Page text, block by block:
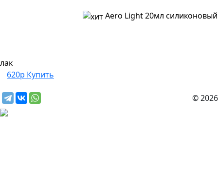
Aero Light 20мл силиконовый
лак
620р Купить
© 2026